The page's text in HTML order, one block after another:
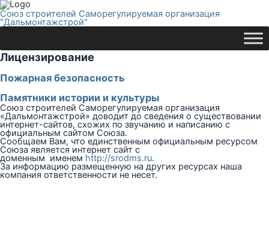
Союз строителей Саморегулируемая организация
"Дальмонтажстрой"
Лицензирование
Пожарная безопасность
Памятники истории и культуры
Союз строителей Саморегулируемая организация
«Дальмонтажстрой» доводит до сведения о существовании
интернет-сайтов, схожих по звучанию и написанию с
официальным сайтом Союза.
Сообщаем Вам, что единственным официальным ресурсом
Союза является интернет сайт с
доменным именем http://srodms.ru.
За информацию размещенную на других ресурсах наша
компания ответственности не несет.